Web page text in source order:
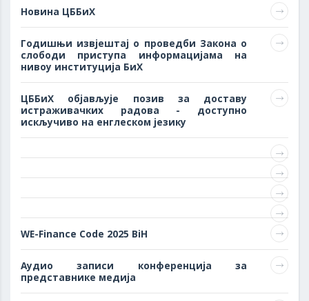
Новина ЦББиХ
Годишњи извјештај о проведби Закона о
слободи приступа информацијама на
нивоу институција БиХ
ЦББиХ објављује позив за доставу
истраживачких радова - доступно
искључиво на енглеском језику
WE-Finance Code 2025 BiH
Аудио записи конференција за
представнике медија